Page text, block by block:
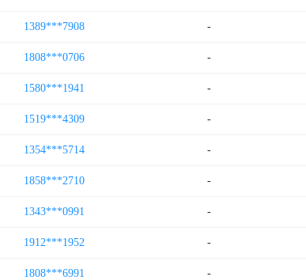
1389***7908 -
1808***0706 -
1580***1941 -
1519***4309 -
1354***5714 -
1858***2710 -
1343***0991 -
1912***1952 -
1808***6991 -